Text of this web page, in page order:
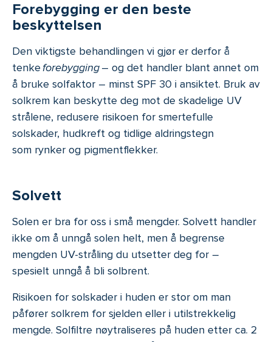
Forebygging er den beste
beskyttelsen
Den viktigste behandlingen vi gjør er derfor å
tenkeforebygging– og det handler blant annet om
å bruke solfaktor – minst SPF 30 i ansiktet. Bruk av
solkrem kan beskytte deg mot de skadelige UV
strålene, redusere risikoen for smertefulle
solskader, hudkreft og tidlige aldringstegn
som rynker og pigmentflekker.
Solvett
Solen er bra for oss i små mengder. Solvett handler
ikke om å unngå solen helt, men å begrense
mengden UV-stråling du utsetter deg for –
spesielt unngå å bli solbrent.
Risikoen for solskader i huden er stor om man
påfører solkrem for sjelden eller i utilstrekkelig
mengde. Solfiltre nøytraliseres på huden etter ca. 2